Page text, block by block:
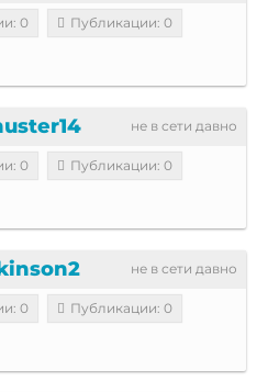
0 Публикации: 0
не в сети давно
0 Публикации: 0
не в сети давно
0 Публикации: 0